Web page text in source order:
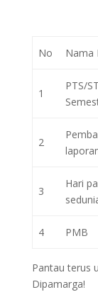
No Nama
1
PTS/
2
3
Hari
4 PMB
Pantau terus
Dipamarga!